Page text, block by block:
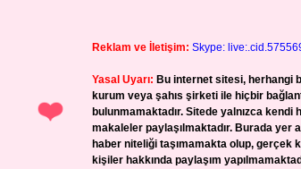
Reklam ve İletişim: Skype:
Yasal Uyarı: Bu internet sitesi, herhangi
kurum veya şahıs şirketi ile hiçbir
bulunmamaktadır. Sitede yalnızca kendi
makaleler paylaşılmaktadır. Burada yer
haber niteliği taşımamakta olup, gerçek
kişiler hakkında paylaşım